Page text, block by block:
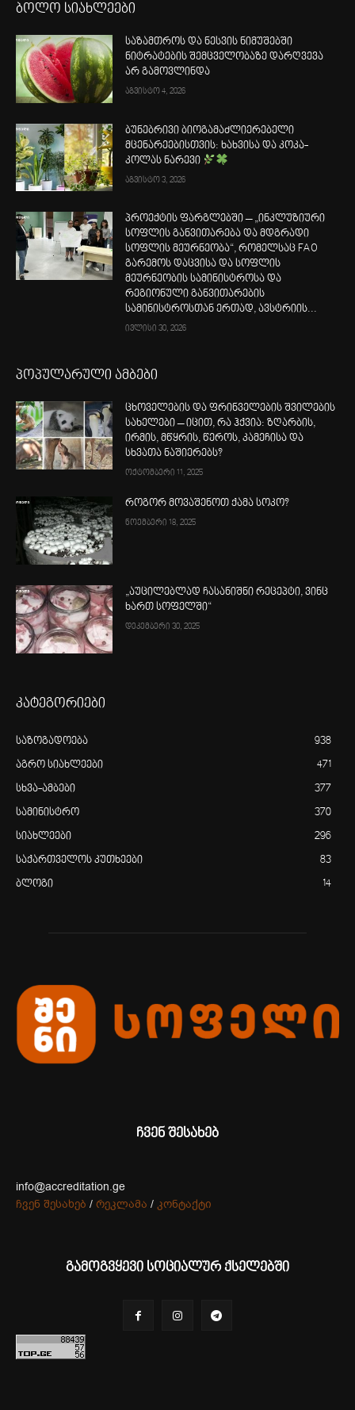
ბოლო სიახლეები
საზამთროს და ნესვის ნიმუშებში
ნიტრატების შემცველობაზე დარღვევა
არ გამოვლინდა
აგვისტო 4, 2026
ბუნებრივი ბიოგამაძლიერებელი
მცენარეებისთვის: ხახვისა და კოკა-
კოლას ნარევი
აგვისტო 3, 2026
პროექტის ფარგლებში – „ინკლუზიური
სოფლის განვითარება და მდგრადი
სოფლის მეურნეობა“, რომელსაც FAO
გარემოს დაცვისა და სოფლის
მეურნეობის სამინისტროსა და
რეგიონული განვითარების
სამინისტროსთან ერთად, ავსტრიის...
ივლისი 30, 2026
პოპულარული ამბები
ცხოველების და ფრინველების შვილების
სახელები – იცით, რა ჰქვია: ზღარბის,
ირმის, მწყრის, წეროს, კამეჩისა და
სხვათა ნაშიერებს?
ოქტომბერი 11, 2025
როგორ მოვაშენოთ ქამა სოკო?
ნოემბერი 18, 2025
„აუცილებლად ჩასანიშნი რეცეპტი, ვინც
ხართ სოფელში“
დეკემბერი 30, 2025
კატეგორიები
საზოგადოება 938
აგრო სიახლეები 471
სხვა-ამბები 377
სამინისტრო 370
სიახლეები 296
საქართველოს კუთხეები 83
ბლოგი 14
ჩვენ შესახებ
info@accreditation.ge
ჩვენ შესახებ / რეკლამა / კონტაქტი
გამოგვყევი სოციალურ ქსელებში